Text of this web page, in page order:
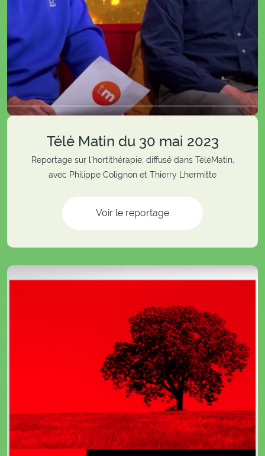
Télé Matin du 30 mai 2023
Reportage sur l'hortithérapie, diffusé dans TéléMatin,
avec Philippe Colignon et Thierry Lhermitte
Voir le reportage